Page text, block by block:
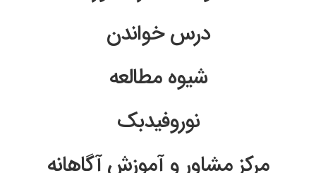
درس خواندن
شیوه مطالعه
نوروفیدبک
مرکز مشاور و آموزش آگاهانه